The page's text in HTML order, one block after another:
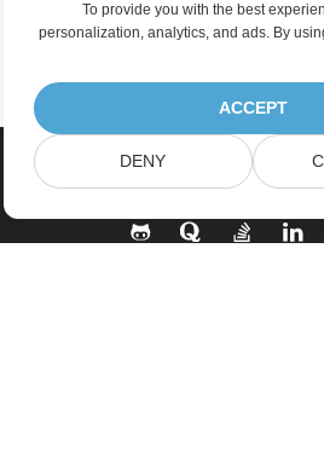
To provide you with the best
personalization, analytics, and ads. By
ACCEPT
DENY